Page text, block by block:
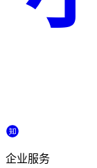
企业服务